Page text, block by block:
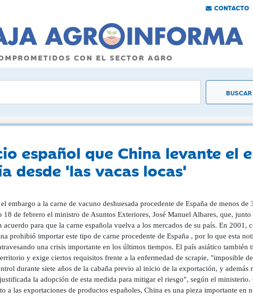
CONTACTO
CON EL SECTOR AGRO
español que China levante el
desde 'las vacas locas'
embargo a la carne de vacuno deshuesada procedente de España de menos de
18 de febrero el ministro de Asuntos Exteriores, José Manuel Albares, que,
acuerdo para que la carne española vuelva a los mercados de su país. En 2001,
prohibió importar este tipo de carne procedente de España , por lo que esta
una crisis importante en los últimos tiempos. El país asiático también
y exige ciertos requisitos frente a la enfermedad de scrapie, "imposible
durante siete años de la cabaña previo al inicio de la exportación, y además
la adopción de esta medida para mitigar el riesgo", según el
a las exportaciones de productos españoles, China es una pieza importante en